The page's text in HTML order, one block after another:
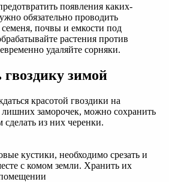
появления каких-
обязательно проводить
семеня, почвы и емкости под
растения против
удаляйте сорняки.
зимой
красотой гвоздики на
заморочек, можно сохранить
из них черенки.
кустики, необходимо срезать и
с комом земли. Хранить их